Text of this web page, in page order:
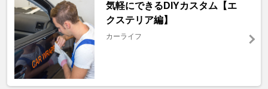
気軽にできるDIYカスタム【エ
クステリア編】
カーライフ